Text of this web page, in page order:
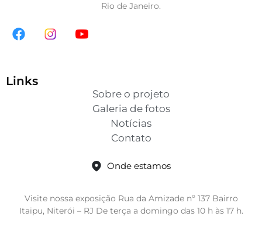
Rio de Janeiro.
Links
Sobre o projeto
Galeria de fotos
Notícias
Contato
Onde estamos
Visite nossa exposição Rua da Amizade nº 137 Bairro
Itaipu, Niterói – RJ De terça a domingo das 10 h às 17 h.